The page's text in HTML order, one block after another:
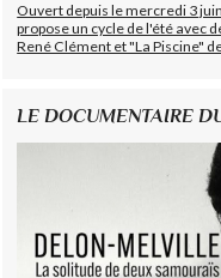
Ouvert depuis le mercredi 3
propose un cycle de l'été avec
René Clément et "La Piscine"
LE DOCUMENTAIRE